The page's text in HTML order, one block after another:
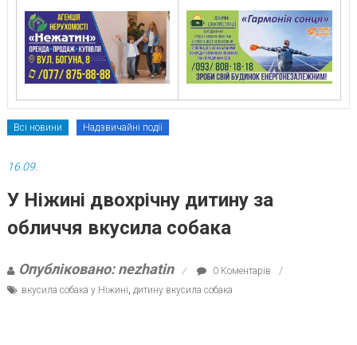
Всі новини Надзвичайні події
16.09.
У Ніжині двохрічну дитину за
обличчя вкусила собака
Опубліковано: nezhatin
0 Коментарів
вкусила собака у Ніжині, дитину вкусила собака